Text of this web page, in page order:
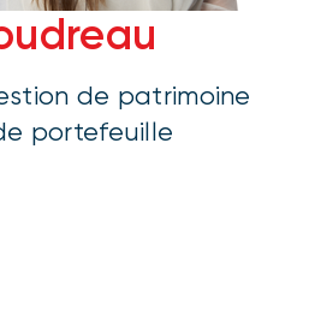
de patrimoine
portefeuille